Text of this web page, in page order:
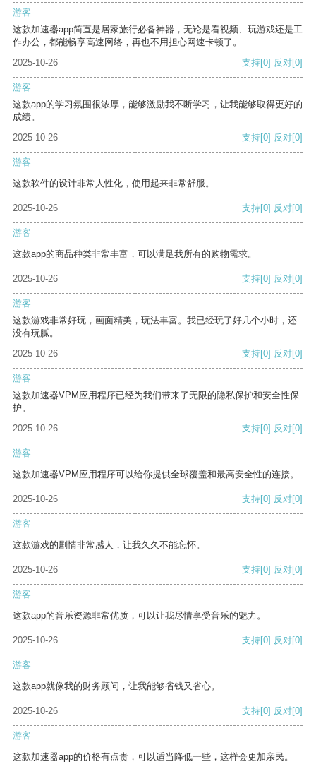
游客
这款加速器app简直是居家旅行必备神器，无论是看视频、玩游戏还是工
作办公，都能畅享高速网络，再也不用担心网速卡顿了。
2025-10-26
支持[0] 反对[0]
游客
这款app的学习氛围很浓厚，能够激励我不断学习，让我能够取得更好的
成绩。
2025-10-26
支持[0] 反对[0]
游客
这款软件的设计非常人性化，使用起来非常舒服。
2025-10-26 支持[0] 反对[0]
游客
这款app的商品种类非常丰富，可以满足我所有的购物需求。
2025-10-26 支持[0] 反对[0]
游客
这款游戏非常好玩，画面精美，玩法丰富。我已经玩了好几个小时，还
没有玩腻。
2025-10-26
支持[0] 反对[0]
游客
这款加速器VPM应用程序已经为我们带来了无限的隐私保护和安全性保
护。
2025-10-26
支持[0] 反对[0]
游客
这款加速器VPM应用程序可以给你提供全球覆盖和最高安全性的连接。
2025-10-26 支持[0] 反对[0]
游客
这款游戏的剧情非常感人，让我久久不能忘怀。
2025-10-26 支持[0] 反对[0]
游客
这款app的音乐资源非常优质，可以让我尽情享受音乐的魅力。
2025-10-26 支持[0] 反对[0]
游客
这款app就像我的财务顾问，让我能够省钱又省心。
2025-10-26 支持[0] 反对[0]
游客
这款加速器app的价格有点贵，可以适当降低一些，这样会更加亲民。